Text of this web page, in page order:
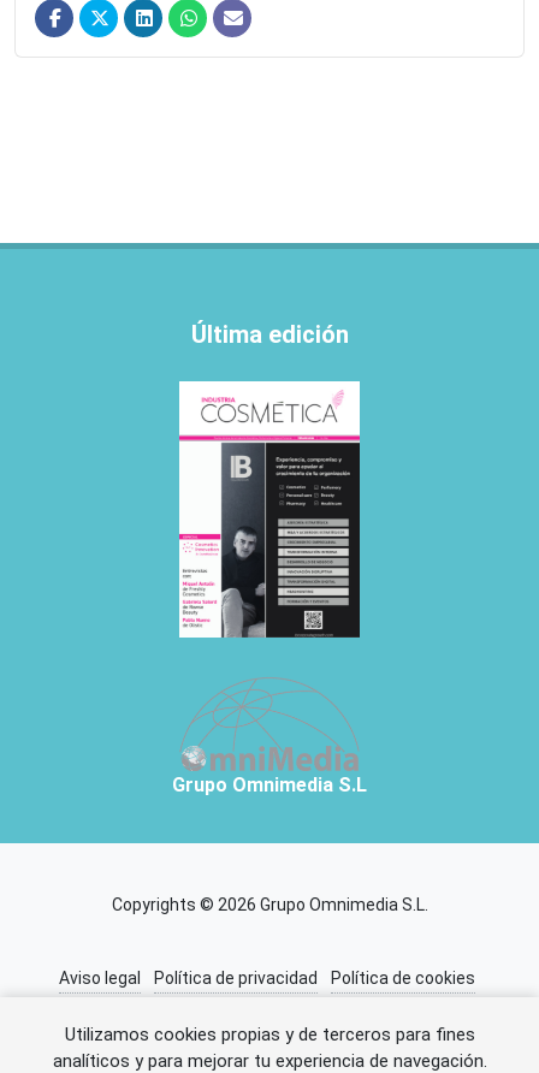
Utilizamos cookies propias y de terceros para fines
analíticos y para mejorar tu experiencia de navegación.
Última edición
Grupo Omnimedia S.L
Copyrights © 2026 Grupo Omnimedia S.L.
Aviso legal Política de privacidad
Política de cookies